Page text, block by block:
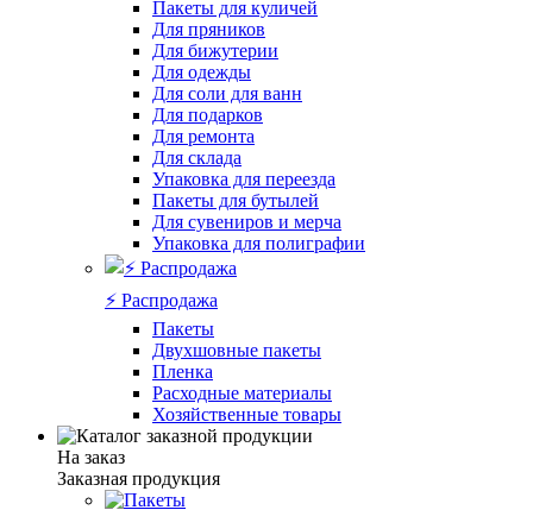
Пакеты для куличей
Для пряников
Для бижутерии
Для одежды
Для соли для ванн
Для подарков
Для ремонта
Для склада
Упаковка для переезда
Пакеты для бутылей
Для сувениров и мерча
Упаковка для полиграфии
⚡️ Распродажа
Пакеты
Двухшовные пакеты
Пленка
Расходные материалы
Хозяйственные товары
На заказ
Заказная продукция